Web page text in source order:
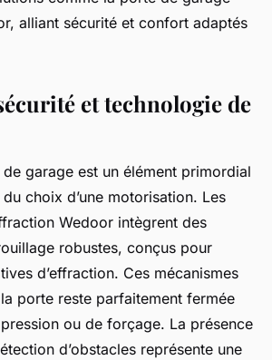
alliant sécurité et confort adaptés
et technologie de
garage est un élément primordial
choix d’une motorisation. Les
Wedoor intègrent des
robustes, conçus pour
d’effraction. Ces mécanismes
porte reste parfaitement fermée
ou de forçage. La présence
d’obstacles représente une